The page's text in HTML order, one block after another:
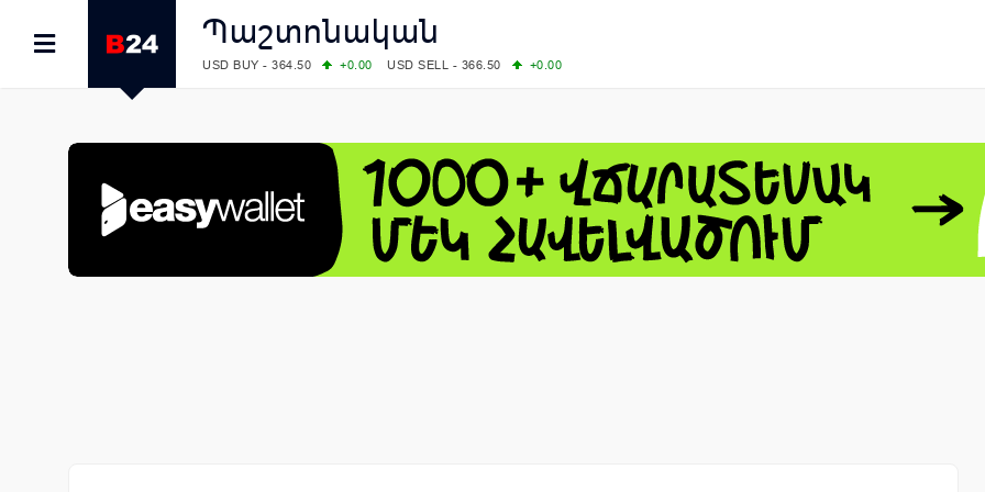
Պաշտոնական
USD BUY - 364.50 +0.00 USD SELL - 366.50
+0.00
COMEX: PLATINUM - 1749.90
LME: ALUMINIUM - 3184.00
-0.27 COPPER - 13791.00
-0.12
LME: NICKEL - 17249.00
+0.09 TIN - 55268.00
+2.50
LME: LEAD - 1877.50
-1.00 ZINC - 3643.00
+1.43
FOREX: USD/JPY - 158.37
+0.44 EUR/GBP - 1.1521
-0.23
FOREX: EUR/USD - 1.1521
-0.23 GBP/USD - 1.3448
-0.08